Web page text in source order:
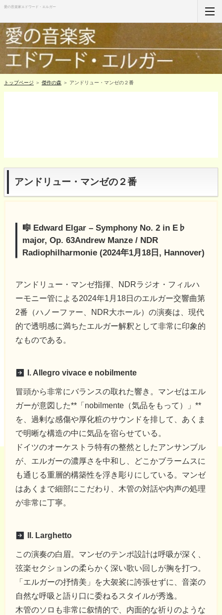
愛の音楽家エドワード・エルガー
ホーム
RSS購読
サイトマップ
トップページ ＞ 傑作の森 ＞ アンドリュー・マンゼの２番
アンドリュー・マンゼの２番
🎼 Edward Elgar – Symphony No. 2 in E♭
major, Op. 63Andrew Manze / NDR
Radiophilharmonie (2024年1月18日, Hannover)
アンドリュー・マンゼ指揮、NDRラジオ・フィルハ
ーモニー管による2024年1月18日のエルガー交響曲第
2番（ハノーファー、NDR大ホール）の演奏は、現代
的で透明感に満ちたエルガー解釈として非常に印象的
なものである。
I. Allegro vivace e nobilmente
冒頭から非常にバランスの取れた響き。マンゼはエル
ガーが意図した**「nobilmente（気品をもって）」**
を、過剰な感傷や厚化粧のサウンドを排して、あくま
で明晰な構造の中に気品を宿らせている。
ドイツのオーケストラ特有の整然としたアンサンブル
が、エルガーの濃厚さを中和し、どこかブラームスに
も通じる重層的構築性を浮き彫りにしている。マンゼ
はあくまで細部にこだわり、木管の対話や内声の処理
が非常に丁寧。
II. Larghetto
この演奏の白眉。マンゼのテンポ設計は呼吸が深く、
弦楽セクションの柔らかく深い歌い回しが胸を打つ。
「エルガーの抒情美」を大袈裟に誇張せずに、音楽の
自然な呼吸と語り口に委ねるスタイルが秀逸。
木管のソロも非常に叙情的で、内面的な祈りのような